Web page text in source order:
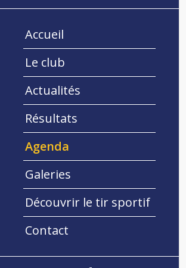
Accueil
Le club
Actualités
Résultats
Agenda
Galeries
Découvrir le tir sportif
Contact